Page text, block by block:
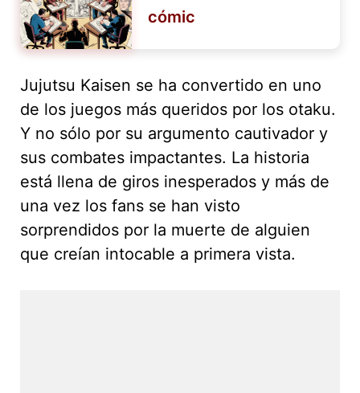
cómic
Jujutsu Kaisen se ha convertido en uno
de los juegos más queridos por los otaku.
Y no sólo por su argumento cautivador y
sus combates impactantes. La historia
está llena de giros inesperados y más de
una vez los fans se han visto
sorprendidos por la muerte de alguien
que creían intocable a primera vista.